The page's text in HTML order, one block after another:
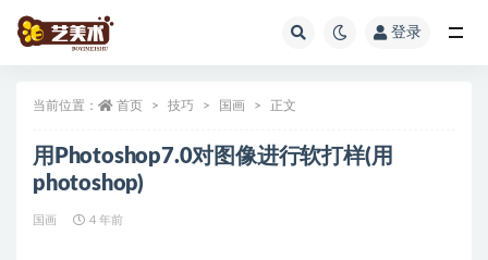
登录
当前位置： 首页 技巧 国画 正文
用Photoshop7.0对图像进行软打样(用
photoshop)
国画 4 年前